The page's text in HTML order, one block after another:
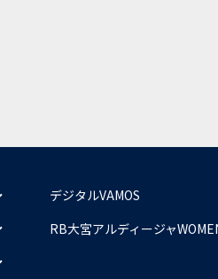
デジタルVAMOS
RB大宮アルディージャ